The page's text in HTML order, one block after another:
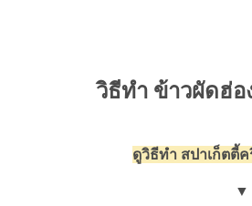
วิธีทำ ข้าวผัดฮ่อ
ดูวิธีทำ สปาเก็ตตี้
▼